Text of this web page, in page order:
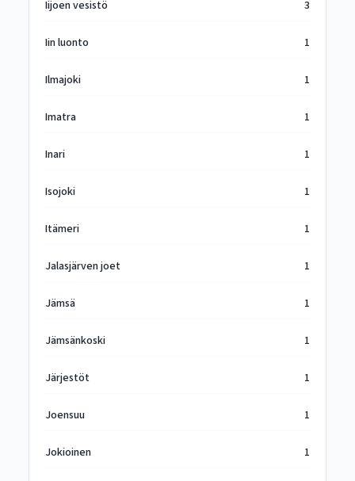
Iijoen vesistö 3
Iin luonto 1
Ilmajoki 1
Imatra 1
Inari 1
Isojoki 1
Itämeri 1
Jalasjärven joet 1
Jämsä 1
Jämsänkoski 1
Järjestöt 1
Joensuu 1
Jokioinen 1